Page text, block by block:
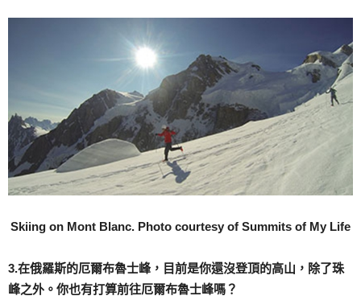
Skiing on Mont Blanc. Photo courtesy of Summits of My Life
3.在俄羅斯的厄爾布魯士峰，目前是你還沒登頂的高山，除了珠
峰之外。你也有打算前往厄爾布魯士峰嗎？